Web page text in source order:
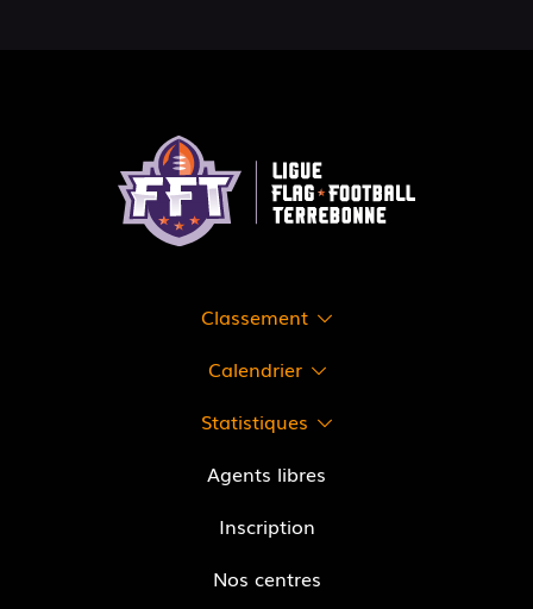
Classement
Calendrier
Statistiques
Agents libres
Inscription
Nos centres